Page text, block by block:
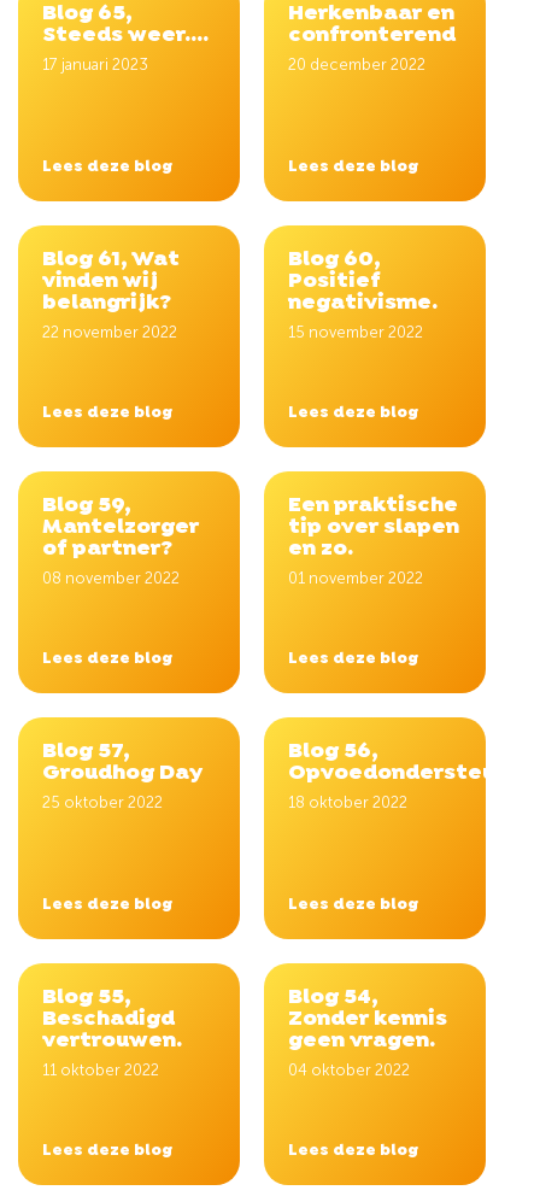
Blog 65,
Steeds weer....
17 januari 2023
Lees deze blog
Herkenbaar en
confronterend
20 december 2022
Lees deze blog
Blog 61, Wat
vinden wij
belangrijk?
22 november 2022
Lees deze blog
Blog 60,
Positief
negativisme.
15 november 2022
Lees deze blog
Blog 59,
Mantelzorger
of partner?
08 november 2022
Lees deze blog
Een praktische
tip over slapen
en zo.
01 november 2022
Lees deze blog
Blog 57,
Groudhog Day
25 oktober 2022
Lees deze blog
Blog 56,
18 oktober 2022
Lees deze blog
Blog 55,
Beschadigd
vertrouwen.
11 oktober 2022
Lees deze blog
Blog 54,
Zonder kennis
geen vragen.
04 oktober 2022
Lees deze blog